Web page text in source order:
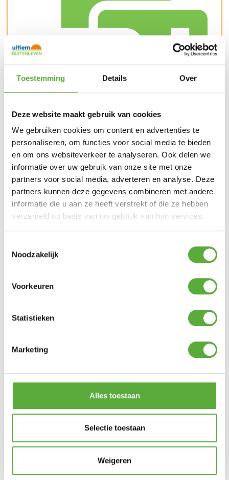
Toestemming Details Over
Deze website maakt gebruik van cookies
We gebruiken cookies om content en advertenties te
personaliseren, om functies voor social media te bieden
en om ons websiteverkeer te analyseren. Ook delen we
informatie over uw gebruik van onze site met onze
partners voor social media, adverteren en analyse. Deze
partners kunnen deze gegevens combineren met andere
informatie die u aan ze heeft verstrekt of die ze hebben
verzameld op basis van uw gebruik van hun services.
Noodzakelijk
Voorkeuren
Statistieken
Marketing
Alles toestaan
Selectie toestaan
Weigeren
Snelle verzending & levering aan huis
SKU 103062
665719103062